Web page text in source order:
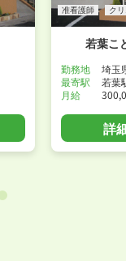
准看護師 ク
若葉こ
勤務地
埼玉
最寄駅
若葉
月給
詳